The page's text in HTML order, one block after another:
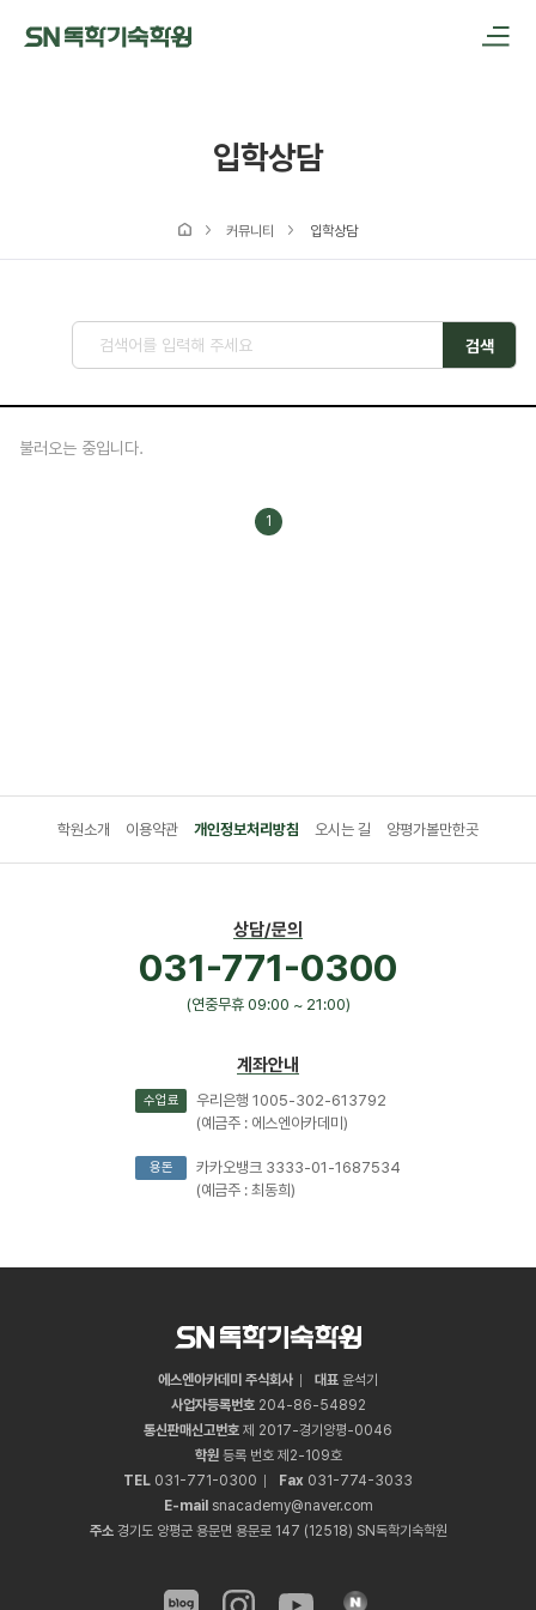
입학상담
커뮤니티 입학상담
검색
불러오는 중입니다.
1
학원소개 이용약관 개인정보처리방침 오시는 길 양평가볼만한곳
상담/문의
031-771-0300
(연중무휴 09:00 ~ 21:00)
계좌안내
수업료
우리은행 1005-302-613792
(예금주 : 에스엔아카데미)
용돈
카카오뱅크 3333-01-1687534
(예금주 : 최동희)
에스엔아카데미 주식회사 대표 윤석기
사업자등록번호 204-86-54892
통신판매신고번호 제 2017-경기양평-0046
학원등록 번호 제2-109호
TEL 031 -771 -0300 Fax 031 -774-3033
E-mail snacademy@naver.com
주소경기도 양평군 용문면 용문로 147 (12518) SN독학기숙학원